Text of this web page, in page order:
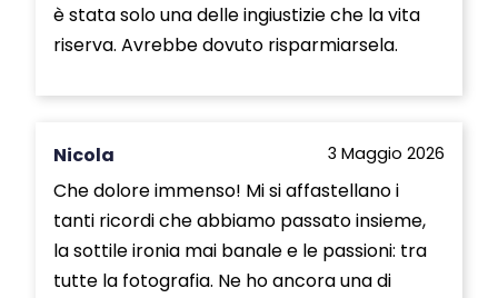
è stata solo una delle ingiustizie che la vita
riserva. Avrebbe dovuto risparmiarsela.
Nicola 3 Maggio 2026
Che dolore immenso! Mi si affastellano i
tanti ricordi che abbiamo passato insieme,
la sottile ironia mai banale e le passioni: tra
tutte la fotografia. Ne ho ancora una di